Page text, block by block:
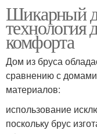
Шикарный
технология
комфорта
Дом из бруса
сравнению с
материалов:
использование
поскольку брус